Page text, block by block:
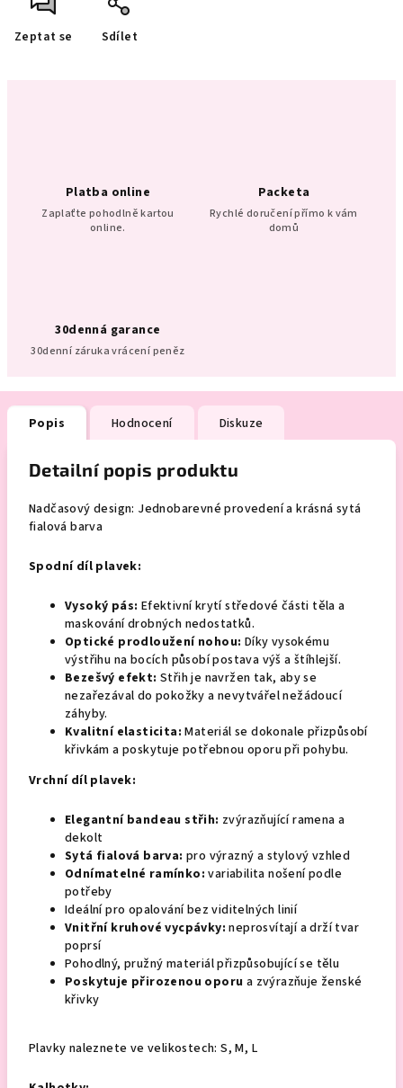
Zeptat se Sdílet
Platba online
Zaplaťte pohodlně kartou
online.
Packeta
Rychlé doručení přímo k vám
domů
30denná garance
30denní záruka vrácení peněz
Popis Hodnocení Diskuze
Detailní popis produktu
Nadčasový design: Jednobarevné provedení a krásná sytá
fialová barva
Spodní díl plavek:
Vysoký pás: Efektivní krytí středové části těla a
maskování drobných nedostatků.
Optické prodloužení nohou: Díky vysokému
výstřihu na bocích působí postava výš a štíhlejší.
Bezešvý efekt: Střih je navržen tak, aby se
nezařezával do pokožky a nevytvářel nežádoucí
záhyby.
Kvalitní elasticita: Materiál se dokonale přizpůsobí
křivkám a poskytuje potřebnou oporu při pohybu.
Vrchní díl plavek:
Elegantní bandeau střih: zvýrazňující ramena a
dekolt
Sytá fialová barva: pro výrazný a stylový vzhled
Odnímatelné ramínko:variabilita nošení podle
potřeby
Ideální pro opalování bez viditelných linií
Vnitřní kruhové vycpávky:neprosvítají a drží tvar
poprsí
Pohodlný, pružný materiál přizpůsobující se tělu
Poskytuje přirozenou oporu a zvýrazňuje ženské
křivky
Plavky naleznete ve velikostech: S, M, L